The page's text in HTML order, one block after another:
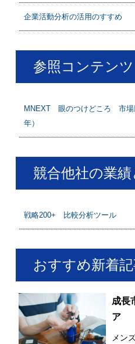
企業活動分析の活用のすすめ
参照コンテンツ
MNEXT 眼のつけどころ 市場
年）
競合他社の業
戦略200+ 比較分析ツール
おすすめ新着
成長
ア
メン